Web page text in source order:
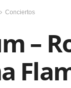
Conciertos
–